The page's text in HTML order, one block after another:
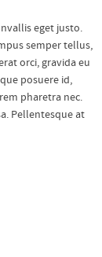
eget justo.
semper tellus,
orci, gravida eu
posuere id,
pharetra nec.
Pellentesque at